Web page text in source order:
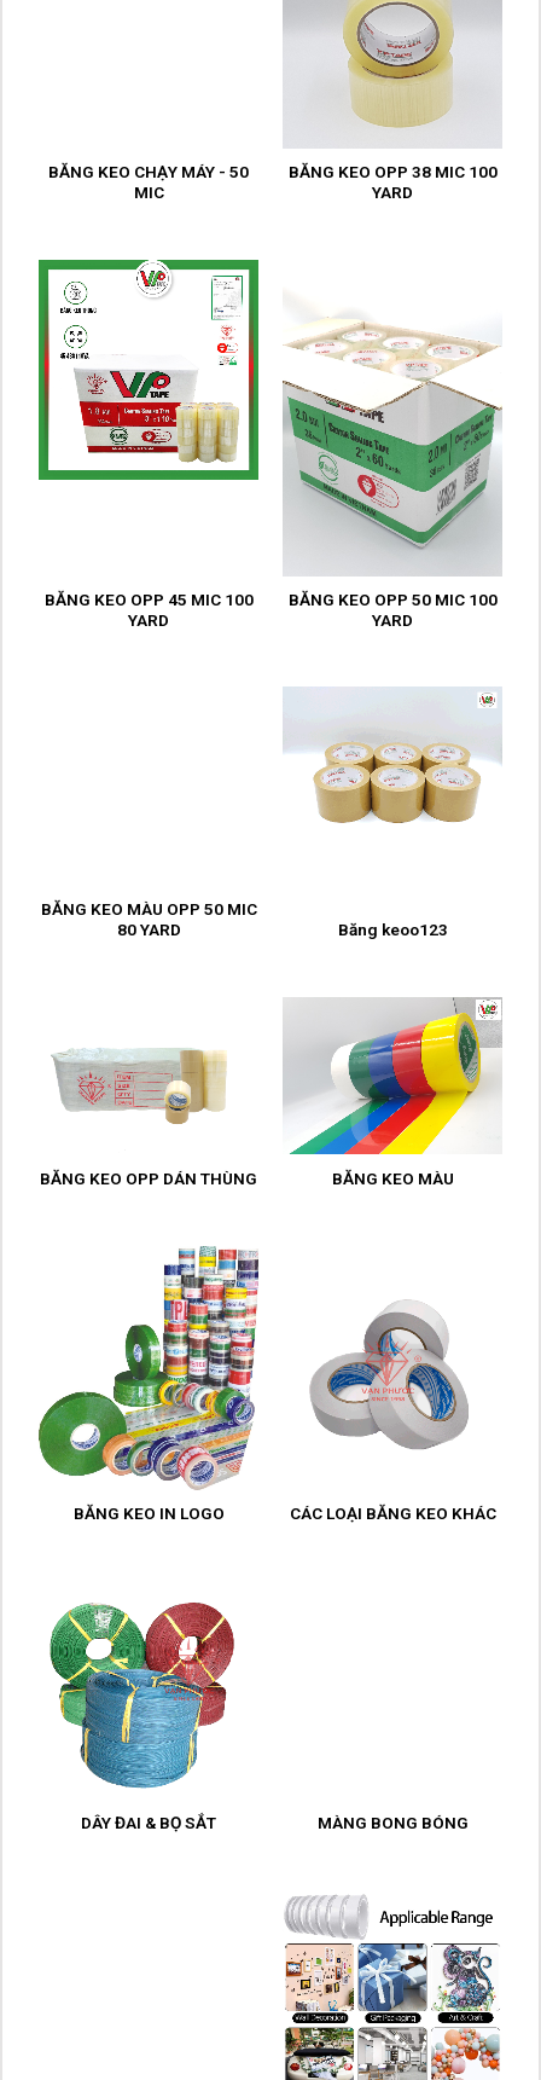
BĂNG KEO CHẠY MÁY - 50
MIC
BĂNG KEO OPP 38 MIC 100
YARD
BĂNG KEO OPP 45 MIC 100
YARD
BĂNG KEO OPP 50 MIC 100
YARD
BĂNG KEO MÀU OPP 50 MIC
80 YARD
Băng keoo123
BĂNG KEO OPP DÁN THÙNG BĂNG KEO MÀU
BĂNG KEO IN LOGO CÁC LOẠI BĂNG KEO KHÁC
DÂY ĐAI & BỌ SẮT MÀNG BONG BÓNG